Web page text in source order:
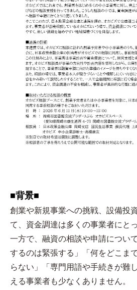
■背景■
創業や新規事業への挑戦、設備投
て、資金調達は多くの事業者にと
一方で、融資の相談や申請につい
するのは緊張する」「何をどこま
らない」「専門用語や手続きが難
える事業者も少なくありません。